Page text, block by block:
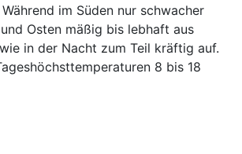
im Süden nur schwacher
Osten mäßig bis lebhaft aus
in der Nacht zum Teil kräftig auf.
8 bis 18